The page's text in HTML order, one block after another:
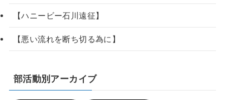
【ハニービー石川遠征】
【悪い流れを断ち切る為に】
部活動別アーカイブ